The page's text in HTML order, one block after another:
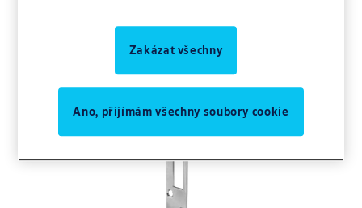
Zakázat všechny
Ano, přijímám všechny soubory cookie